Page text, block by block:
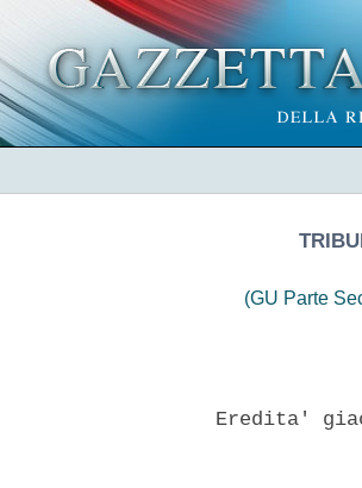
(GU Parte
Eredita'